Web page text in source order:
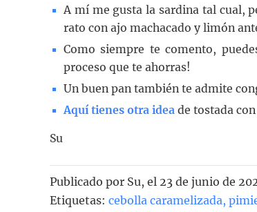
A mí me gusta la sardina tal cual,
rato con ajo machacado y limón
Como siempre te comento,
proceso que te ahorras!
Un buen pan también te admite
Aquí tienes otra idea de tostada
Su
Publicado por Su, el 23 de junio de
Etiquetas: cebolla caramelizada,